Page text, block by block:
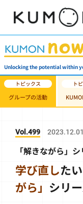
Unlocking the potential within
グループの活動
Vol.499 2023.12.01
「解きながら」
学び直したい
がら」 シリ